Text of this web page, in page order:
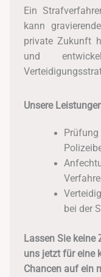
Ein
kann
private Zukunft
und
Unsere
bei der
Lassen Sie keine
uns jetzt für eine
Chancen auf ein